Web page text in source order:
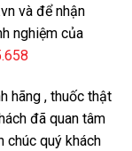
và để nhận
nghiệm của
hãng , thuốc thật
đã quan tâm
chúc quý khách